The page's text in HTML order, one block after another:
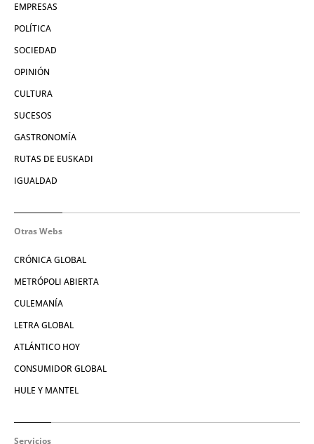
EMPRESAS
POLÍTICA
SOCIEDAD
OPINIÓN
CULTURA
SUCESOS
GASTRONOMÍA
RUTAS DE EUSKADI
IGUALDAD
Otras Webs
CRÓNICA GLOBAL
METRÓPOLI ABIERTA
CULEMANÍA
LETRA GLOBAL
ATLÁNTICO HOY
CONSUMIDOR GLOBAL
HULE Y MANTEL
Servicios